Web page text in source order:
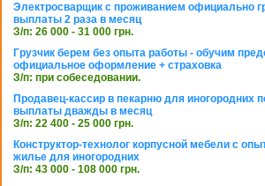
Электросварщик с проживанием официально
выплаты 2 раза в месяц
З/п: 26 000 - 31 000 грн.
Грузчик берем без опыта работы - обучим
официальное оформление + страховка
З/п: при собеседовании.
Продавец-кассир в пекарню для иногородних
выплаты дважды в месяц
З/п: 22 400 - 25 000 грн.
Конструктор-технолог корпусной мебели с
жилье для иногородних
З/п: 43 000 - 108 000 грн.